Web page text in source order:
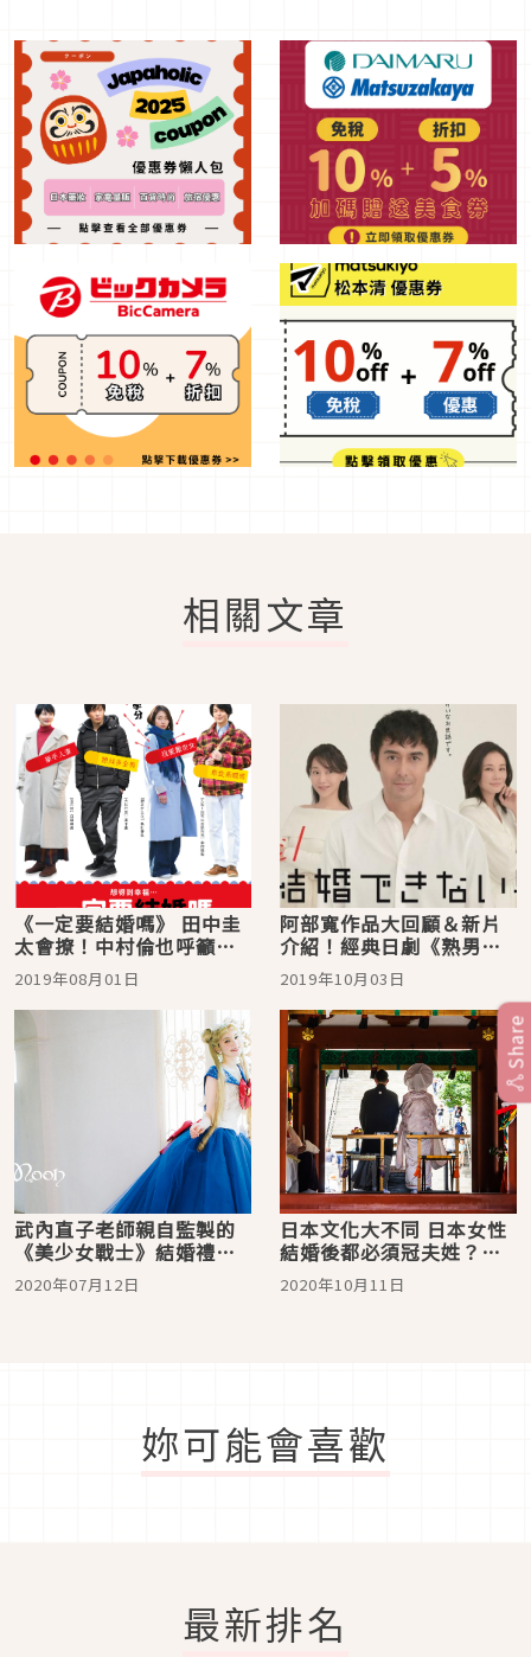
相關文章
《一定要結婚嗎》 田中圭
太會撩！中村倫也呼籲女
性小心別愛上他
2019年08月01日
阿部寬作品大回顧＆新片
介紹！經典日劇《熟男不
結婚》睽違13年回來了
2019年10月03日
武內直子老師親自監製的
《美少女戰士》結婚禮服
美到只想要原地結婚啊！
2020年07月12日
日本文化大不同 日本女性
結婚後都必須冠夫姓？
「夫婦別姓」爭論大解析
2020年10月11日
妳可能會喜歡
最新排名
Share